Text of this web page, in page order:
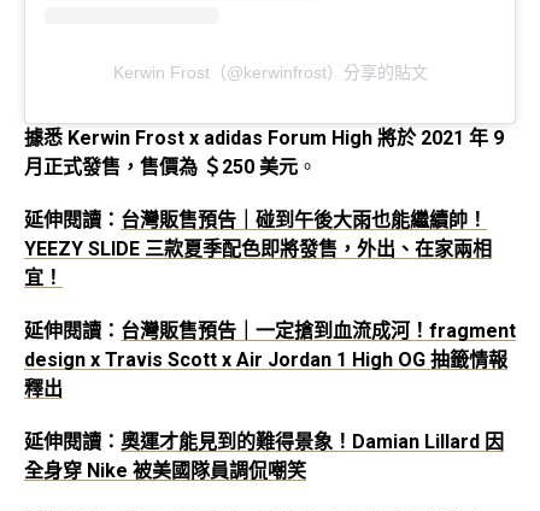
Kerwin Frost（@kerwinfrost）分享的貼文
據悉 Kerwin Frost x adidas Forum High 將於 2021 年 9
月正式發售，售價為 ＄250 美元 。
延伸閱讀： 台灣販售預告｜碰到午後大雨也能繼續帥！
YEEZY SLIDE 三款夏季配色即將發售，外出、在家兩相
宜！
延伸閱讀： 台灣販售預告｜一定搶到血流成河！fragment
design x Travis Scott x Air Jordan 1 High OG 抽籤情報
釋出
延伸閱讀： 奧運才能見到的難得景象！Damian Lillard 因
全身穿 Nike 被美國隊員調侃嘲笑